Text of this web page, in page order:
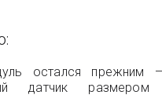
остался прежним
датчик